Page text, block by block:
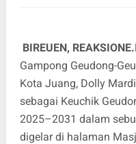
BIREUEN,
Gampong Geudong-
Kota Juang, Dolly
sebagai Keuchik
2025–2031 dalam
digelar di halaman